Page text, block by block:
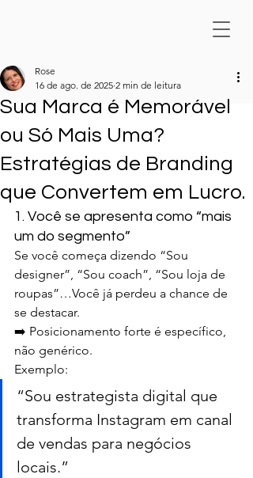
Sua Marca é Memorável
ou Só Mais Uma?
Estratégias de Branding
que Convertem em Lucro.
Rose
16 de ago. de 2025 2 min de leitura
1. Você se apresenta como “mais
um do segmento”
Se você começa dizendo “Sou
designer”, “Sou coach”, “Sou loja de
roupas”…Você já perdeu a chance de
se destacar.
➡️ Posicionamento forte é específico,
não genérico.
Exemplo:
“Sou estrategista digital que
transforma Instagram em canal
de vendas para negócios
locais.”